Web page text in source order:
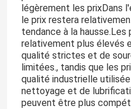
légèrement les prixDans
le prix restera
tendance à la
relativement plus élevés
qualité strictes et de
limitées., tandis que les
qualité industrielle
nettoyage et de
peuvent être plus